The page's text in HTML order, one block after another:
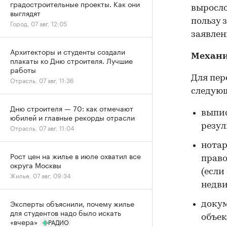
пользу
Для
градостроительные проекты. Как они
выглядят
Город, 07 авг, 12:05
Архитекторы и студенты создали
плакаты ко Дню строителя. Лучшие
работы
Отрасль, 07 авг, 11:36
Дню строителя — 70: как отмечают
юбилей и главные рекорды отрасли
Отрасль, 07 авг, 11:04
Рост цен на жилье в июле охватил все
округа Москвы
Жилье, 07 авг, 09:34
Эксперты объяснили, почему жилье
для студентов надо было искать
«вчера»
РАДИО